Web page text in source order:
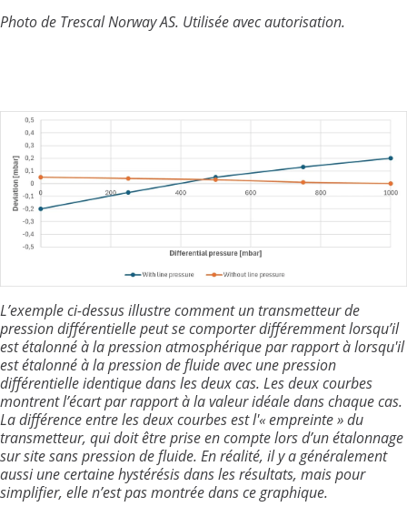
Photo de Trescal Norway AS. Utilisée avec autorisation.
L’exemple ci-dessus illustre comment un transmetteur de
pression différentielle peut se comporter différemment lorsqu’il
est étalonné à la pression atmosphérique par rapport à lorsqu'il
est étalonné à la pression de fluide avec une pression
différentielle identique dans les deux cas. Les deux courbes
montrent l’écart par rapport à la valeur idéale dans chaque cas.
La différence entre les deux courbes est l'«empreinte» du
transmetteur, qui doit être prise en compte lors d’un étalonnage
sur site sans pression de fluide. En réalité, il y a généralement
aussi une certaine hystérésis dans les résultats, mais pour
simplifier, elle n’est pas montrée dans ce graphique.